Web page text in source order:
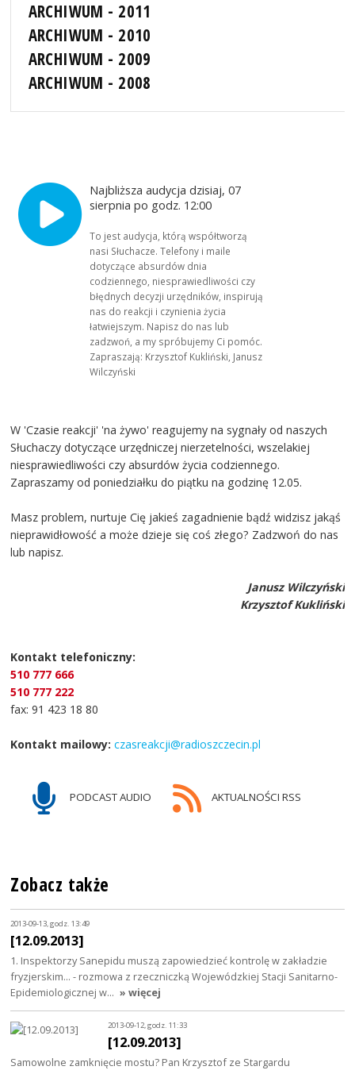
ARCHIWUM - 2011
ARCHIWUM - 2010
ARCHIWUM - 2009
ARCHIWUM - 2008
Najbliższa audycja dzisiaj, 07
sierpnia po godz. 12:00
To jest audycja, którą współtworzą
nasi Słuchacze. Telefony i maile
dotyczące absurdów dnia
codziennego, niesprawiedliwości czy
błędnych decyzji urzędników, inspirują
nas do reakcji i czynienia życia
łatwiejszym. Napisz do nas lub
zadzwoń, a my spróbujemy Ci pomóc.
Zapraszają: Krzysztof Kukliński, Janusz
Wilczyński
W 'Czasie reakcji' 'na żywo' reagujemy na sygnały od naszych
Słuchaczy dotyczące urzędniczej nierzetelności, wszelakiej
niesprawiedliwości czy absurdów życia codziennego.
Zapraszamy od poniedziałku do piątku na godzinę 12.05.
Masz problem, nurtuje Cię jakieś zagadnienie bądź widzisz jakąś
nieprawidłowość a może dzieje się coś złego? Zadzwoń do nas
lub napisz.
Janusz Wilczyński
Krzysztof Kukliński
Kontakt telefoniczny:
510 777 666
510 777 222
fax: 91 423 18 80
Kontakt mailowy: czasreakcji@radioszczecin.pl
PODCAST AUDIO AKTUALNOŚCI RSS
Zobacz także
2013-09-13, godz. 13:49
[12.09.2013]
1. Inspektorzy Sanepidu muszą zapowiedzieć kontrolę w zakładzie
fryzjerskim... - rozmowa z rzeczniczką Wojewódzkiej Stacji Sanitarno-
Epidemiologicznej w… » więcej
2013-09-12, godz. 11:33
[12.09.2013]
Samowolne zamknięcie mostu? Pan Krzysztof ze Stargardu